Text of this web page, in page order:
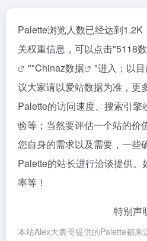
Palette浏览人数已经达到
关权重信息，可以点击"5118
""Chinaz数据
"进入；以
议大家请以爱站数据为准，更
Palette的访问速度、搜索引
验等；当然要评估一个站的价
您自身的需求以及需要，一些
Palette的站长进行洽谈提供。
率等！
特别声
本站Alex大表哥提供的Palette都